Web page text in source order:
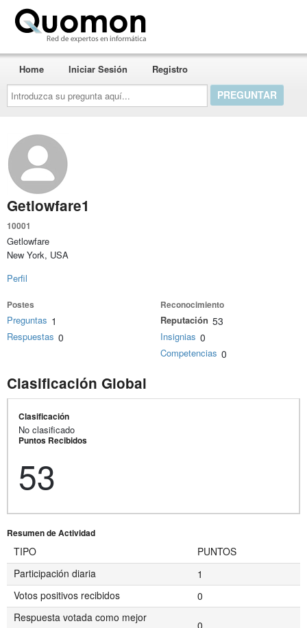
Introduzca
su
pregunta
aquí...
Home Iniciar Sesión Registro
Getlowfare1
10001
Getlowfare
New York, USA
Perfil
Postes
Preguntas 1
Respuestas 0
Reconocimiento
Reputación 53
Insignias 0
Competencias 0
Clasificación Global
Clasificación
No clasificado
Puntos Recibidos
53
Resumen de Actividad
TIPO
PUNTOS
Participación diaria
1
Votos positivos recibidos
0
Respuesta votada como mejor